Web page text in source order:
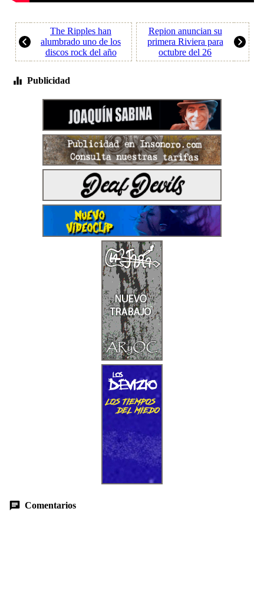
The Ripples han
alumbrado uno de los
discos rock del año
Repion anuncian su
primera Riviera para
octubre del 26
Publicidad
Comentarios